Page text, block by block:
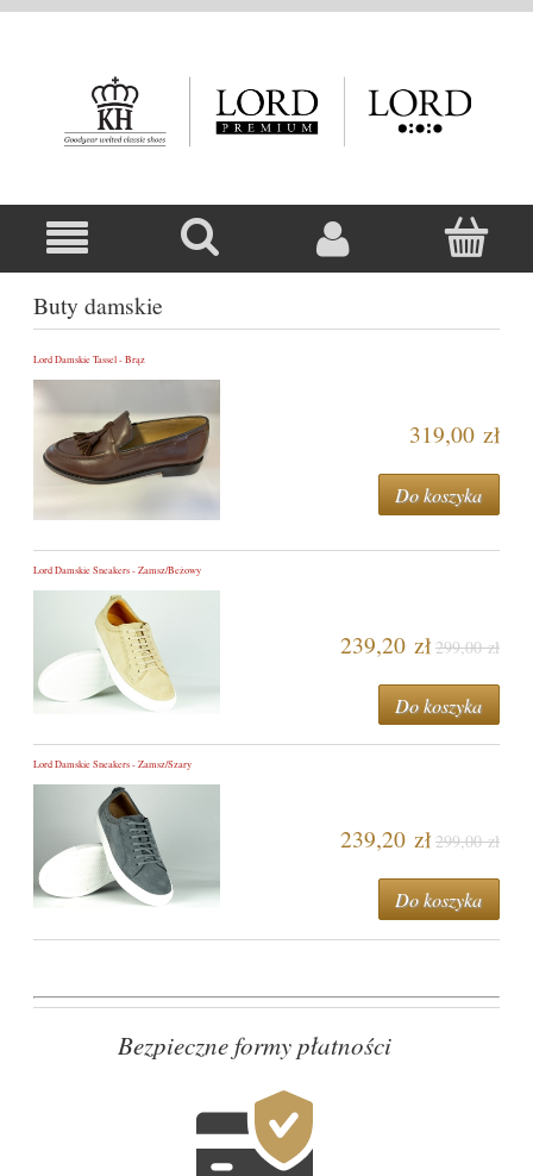
Buty damskie
Lord Damskie Tassel - Brąz
319,00 zł
Do koszyka
Lord Damskie Sneakers - Zamsz/Beżowy
239,20 zł 299,00 zł
Do koszyka
Lord Damskie Sneakers - Zamsz/Szary
239,20 zł 299,00 zł
Do koszyka
Bezpieczne formy płatności